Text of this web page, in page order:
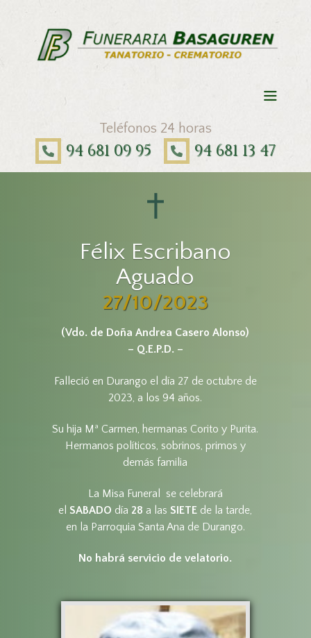
Teléfonos 24 horas
94 681 09 95 94 681 13 47
Félix Escribano
Aguado
27/10/2023
(Vdo. de Doña Andrea Casero Alonso)
– Q.E.P.D. –
Falleció en Durango el día 27 de octubre de
2023, a los 94 años.
Su hija Mª Carmen, hermanas Corito y Purita.
Hermanos políticos, sobrinos, primos y
demás familia
La Misa Funeral se celebrará
el SABADO día 28 a las SIETE de la tarde,
en la Parroquia Santa Ana de Durango.
No habrá servicio de velatorio.